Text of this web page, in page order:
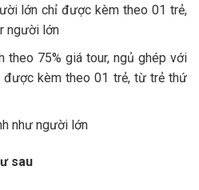
lớn chỉ được kèm theo 01 trẻ,
người lớn
theo 75% giá tour, ngủ ghép với
kèm theo 01 trẻ, từ trẻ thứ
như người lớn
sau